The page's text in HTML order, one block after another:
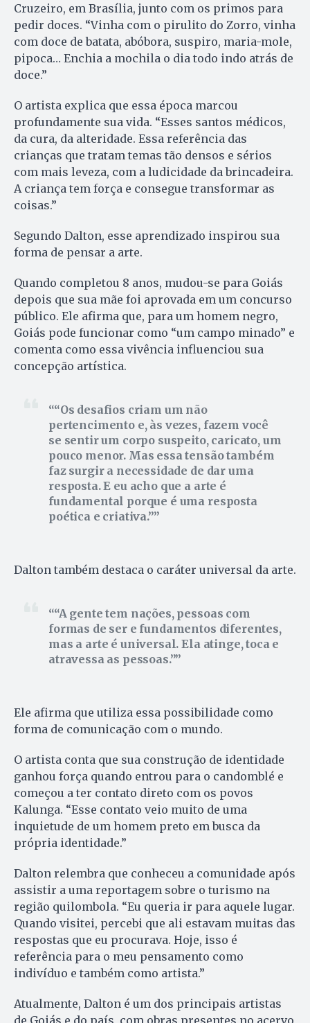
Cruzeiro, em Brasília, junto com os primos para
pedir doces. “Vinha com o pirulito do Zorro, vinha
com doce de batata, abóbora, suspiro, maria-mole,
pipoca… Enchia a mochila o dia todo indo atrás de
doce.”
O artista explica que essa época marcou
profundamente sua vida. “Esses santos médicos,
da cura, da alteridade. Essa referência das
crianças que tratam temas tão densos e sérios
com mais leveza, com a ludicidade da brincadeira.
A criança tem força e consegue transformar as
coisas.”
Segundo Dalton, esse aprendizado inspirou sua
forma de pensar a arte.
Quando completou 8 anos, mudou-se para Goiás
depois que sua mãe foi aprovada em um concurso
público. Ele afirma que, para um homem negro,
Goiás pode funcionar como “um campo minado” e
comenta como essa vivência influenciou sua
concepção artística.
“Os desafios criam um não
pertencimento e, às vezes, fazem você
se sentir um corpo suspeito, caricato, um
pouco menor. Mas essa tensão também
faz surgir a necessidade de dar uma
resposta. E eu acho que a arte é
fundamental porque é uma resposta
poética e criativa.”
Dalton também destaca o caráter universal da arte.
“A gente tem nações, pessoas com
formas de ser e fundamentos diferentes,
mas a arte é universal. Ela atinge, toca e
atravessa as pessoas.”
Ele afirma que utiliza essa possibilidade como
forma de comunicação com o mundo.
O artista conta que sua construção de identidade
ganhou força quando entrou para o candomblé e
começou a ter contato direto com os povos
Kalunga. “Esse contato veio muito de uma
inquietude de um homem preto em busca da
própria identidade.”
Dalton relembra que conheceu a comunidade após
assistir a uma reportagem sobre o turismo na
região quilombola. “Eu queria ir para aquele lugar.
Quando visitei, percebi que ali estavam muitas das
respostas que eu procurava. Hoje, isso é
referência para o meu pensamento como
indivíduo e também como artista.”
Atualmente, Dalton é um dos principais artistas
de Goiás e do país, com obras presentes no acervo